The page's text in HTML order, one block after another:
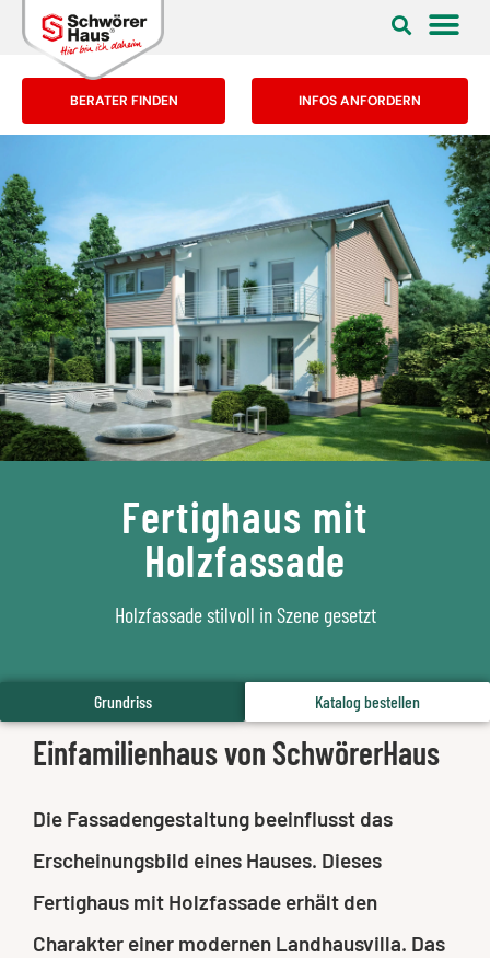
BERATER FINDEN INFOS ANFORDERN
Fertighaus mit
Holzfassade
Holzfassade stilvoll in Szene gesetzt
Grundriss Katalog bestellen
Einfamilienhaus von SchwörerHaus
Die Fassadengestaltung beeinflusst das
Erscheinungsbild eines Hauses. Dieses
Fertighaus mit Holzfassade erhält den
Charakter einer modernen Landhausvilla. Das